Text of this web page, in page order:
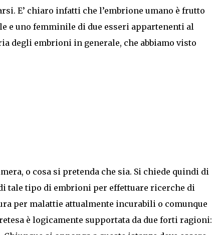
E’ chiaro infatti che l’embrione umano è frutto
e uno femminile di due esseri appartenenti al
degli embrioni in generale, che abbiamo visto
o cosa si pretenda che sia. Si chiede quindi di
tale tipo di embrioni per effettuare ricerche di
per malattie attualmente incurabili o comunque
è logicamente supportata da due forti ragioni: